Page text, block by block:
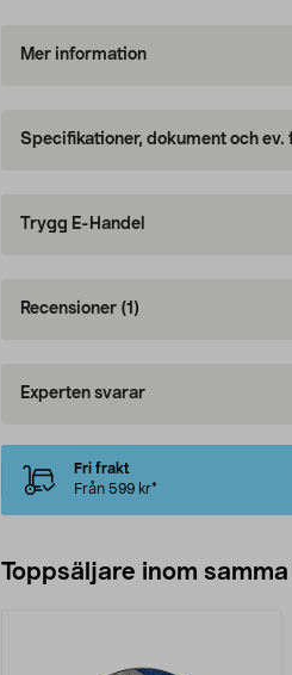
Mer information
Specifikationer, dokument och
Trygg E-Handel
Recensioner (1)
Experten svarar
Fri frakt
Från 599 kr*
Toppsäljare inom